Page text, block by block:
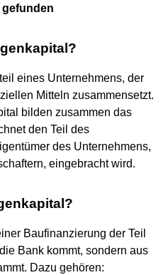
gefunden
eines Unternehmens, der
Mitteln zusammensetzt.
bilden zusammen das
den Teil des
des Unternehmens,
eingebracht wird.
Baufinanzierung der Teil
Bank kommt, sondern aus
Dazu gehören: